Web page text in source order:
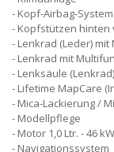
Kopf-Airbag-System
Kopfstützen hinten
Lenkrad (Leder)
Lenkrad mit
Lenksäule
Lifetime MapCare
Mica-Lackierung /
Modellpflege
Motor 1,0 Ltr. - 46
Navigationssystem